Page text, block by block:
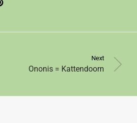
Next
Ononis = Kattendoorn